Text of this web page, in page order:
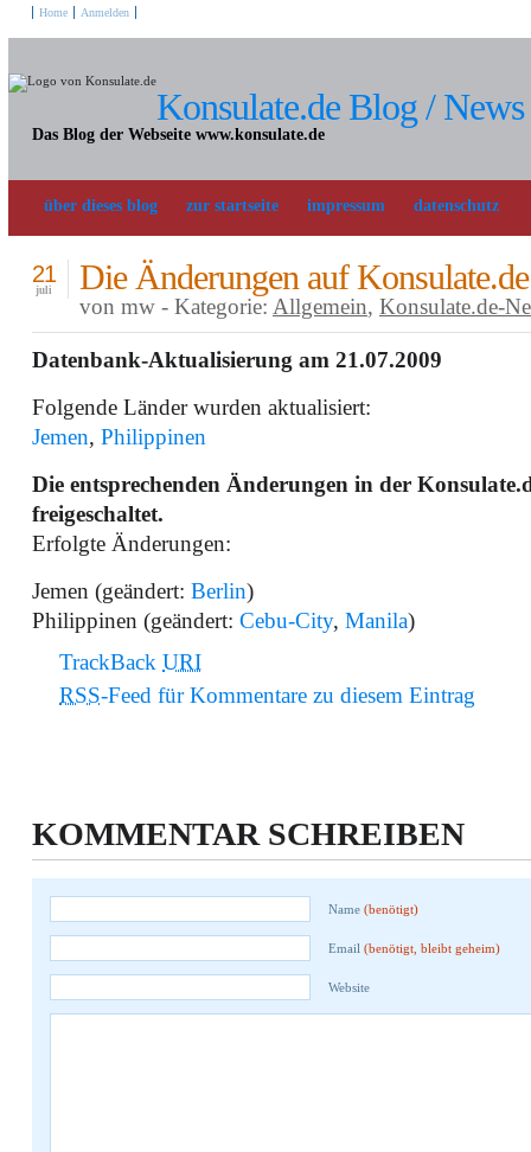
Konsulate.de Blog / News
Das Blog der Webseite www.konsulate.de
Home Anmelden
über dieses blog zur startseite impressum datenschutz
Die Änderungen auf
21
juli
von mw - Kategorie: Allgemein, Konsulate.de-
Datenbank-Aktualisierung am 21.07.2009
Folgende Länder wurden aktualisiert:
Jemen, Philippinen
Die entsprechenden Änderungen in der
freigeschaltet.
Erfolgte Änderungen:
Jemen (geändert: Berlin)
Philippinen (geändert: Cebu-City, Manila)
TrackBack URI
RSS-Feed für Kommentare zu diesem Eintrag
KOMMENTAR SCHREIBEN
Name (benötigt)
Email (benötigt, bleibt geheim)
Website